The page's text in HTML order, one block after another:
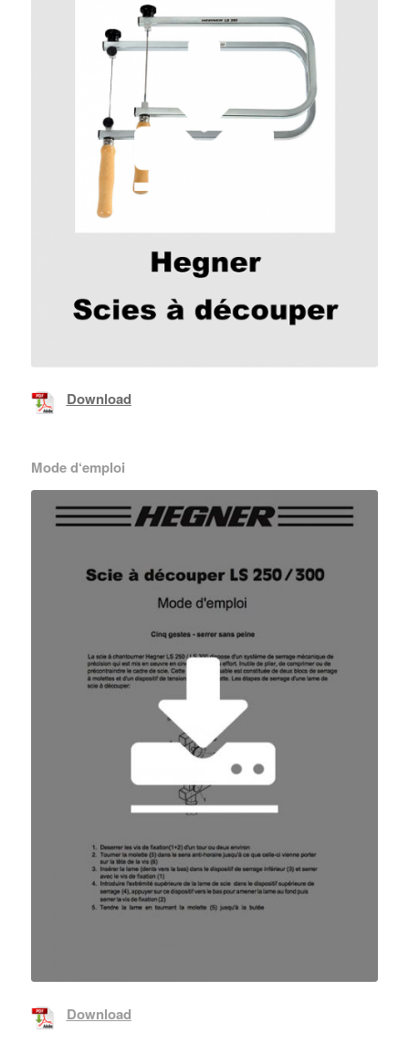
Download
Mode d‘emploi
Download